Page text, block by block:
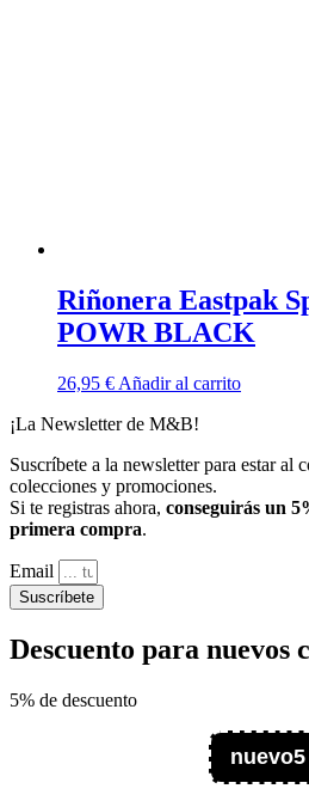
Riñonera Eastpak
POWR BLACK
26,95 € Añadir al carrito
¡La Newsletter de M&B!
Suscríbete a la newsletter para estar al
colecciones y promociones.
Si te registras ahora, conseguirás un
primera compra.
Email
Suscríbete
Descuento para nuevos
5% de descuento
nuevo5